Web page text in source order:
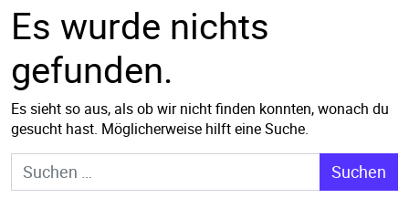
Es wurde nichts
gefunden.
Es sieht so aus, als ob wir nicht finden konnten, wonach du
gesucht hast. Möglicherweise hilft eine Suche.
Suche nach: